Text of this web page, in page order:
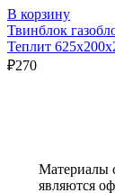
В корзину
Твинблок
Теплит
₽270
Материалы
являются